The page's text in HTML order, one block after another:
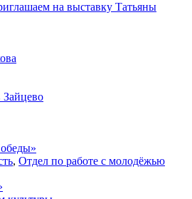
на выставку Татьяны
Зайцево
, Отдел по работе с молодёжью